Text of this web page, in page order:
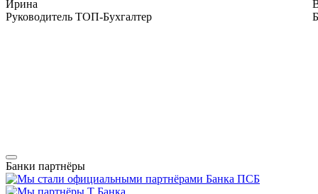
Ирина
Руководитель ТОП-Бухгалтер
Банки партнёры